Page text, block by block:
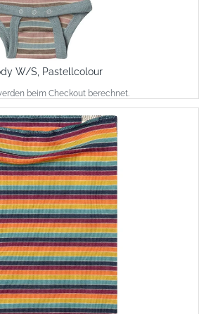
W/S, Pastellcolour
beim Checkout berechnet.